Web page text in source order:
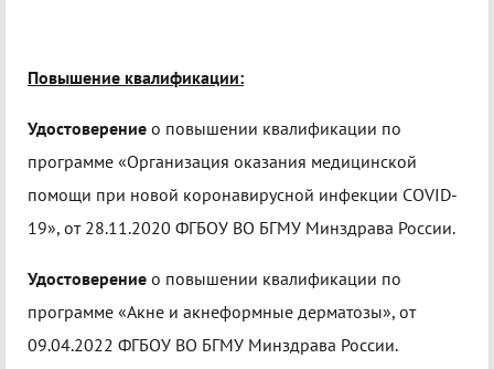
Повышение квалификации:
Удостоверение о повышении квалификации по
программе «Организация оказания медицинской
помощи при новой коронавирусной инфекции COVID-
19», от 28.11.2020 ФГБОУ ВО БГМУ Минздрава России.
Удостоверение о повышении квалификации по
программе «Акне и акнеформные дерматозы», от
09.04.2022 ФГБОУ ВО БГМУ Минздрава России.